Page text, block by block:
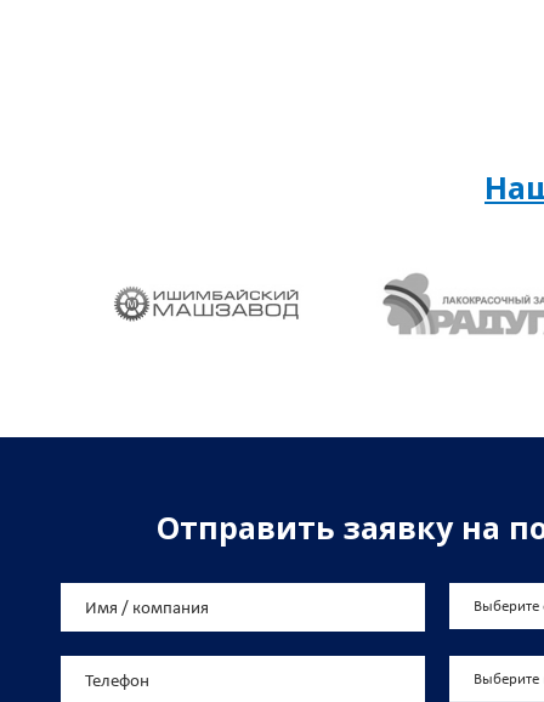
Отправить заявку на